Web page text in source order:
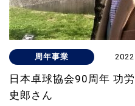
周年事業
日本卓球協会90周年 功
史郎さん